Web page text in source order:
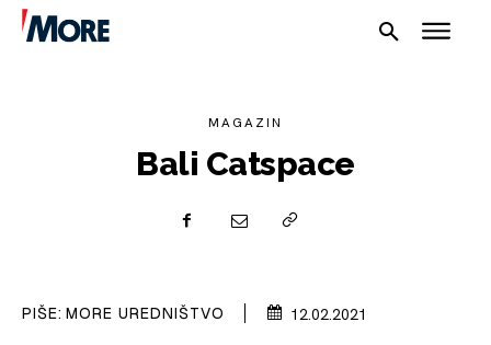
MAGAZIN
Bali Catspace
PIŠE: MORE UREDNIŠTVO 12.02.2021